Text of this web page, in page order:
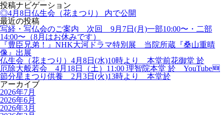
投稿ナビゲーション
◎4月8日仏生会（花まつり）
内で公開
最近の投稿
写経・写仏会のご案内 次回 9月7日(月)一部10:00〜・二部
14:00〜（8月はお休みです）
『豊臣兄弟！』NHK大河ドラマ特別展 当院所蔵『桑山重晴
像』出展
仏生会（花まつり）4月8日(水)10時より 本堂前花御堂 於
厄除大般若会 4月18日（土）11:00 理智院本堂 於 YouTube🆕
節分星まつり供養 2月3日(火)13時より 本堂於
アーカイブ
2026年7月
2026年6月
2026年3月